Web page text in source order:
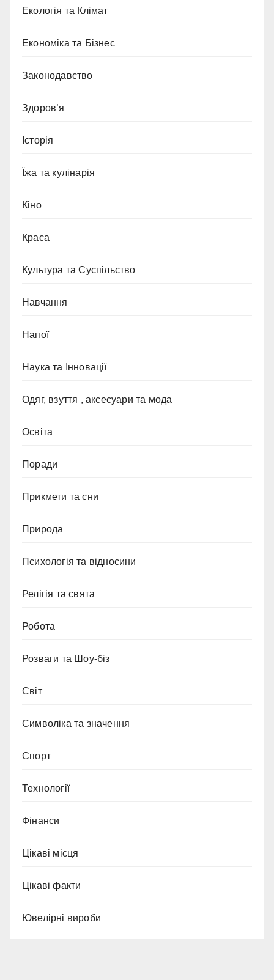
Екологія та Клімат
Економіка та Бізнес
Законодавство
Здоров’я
Історія
Їжа та кулінарія
Кіно
Краса
Культура та Суспільство
Навчання
Напої
Наука та Інновації
Одяг, взуття , аксесуари та мода
Освіта
Поради
Прикмети та сни
Природа
Психологія та відносини
Релігія та свята
Робота
Розваги та Шоу-біз
Світ
Символіка та значення
Спорт
Технології
Фінанси
Цікаві місця
Цікаві факти
Ювелірні вироби